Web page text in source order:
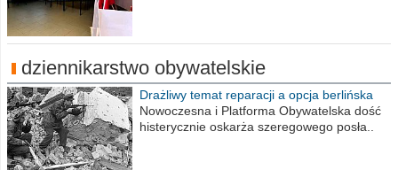
dziennikarstwo obywatelskie
Drażliwy temat reparacji a opcja berlińska
Nowoczesna i Platforma Obywatelska dość
histerycznie oskarża szeregowego posła..